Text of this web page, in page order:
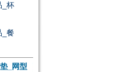
_杯
_餐
_网型